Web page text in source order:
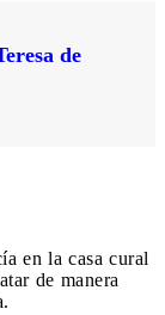
de
en la casa cural
de manera